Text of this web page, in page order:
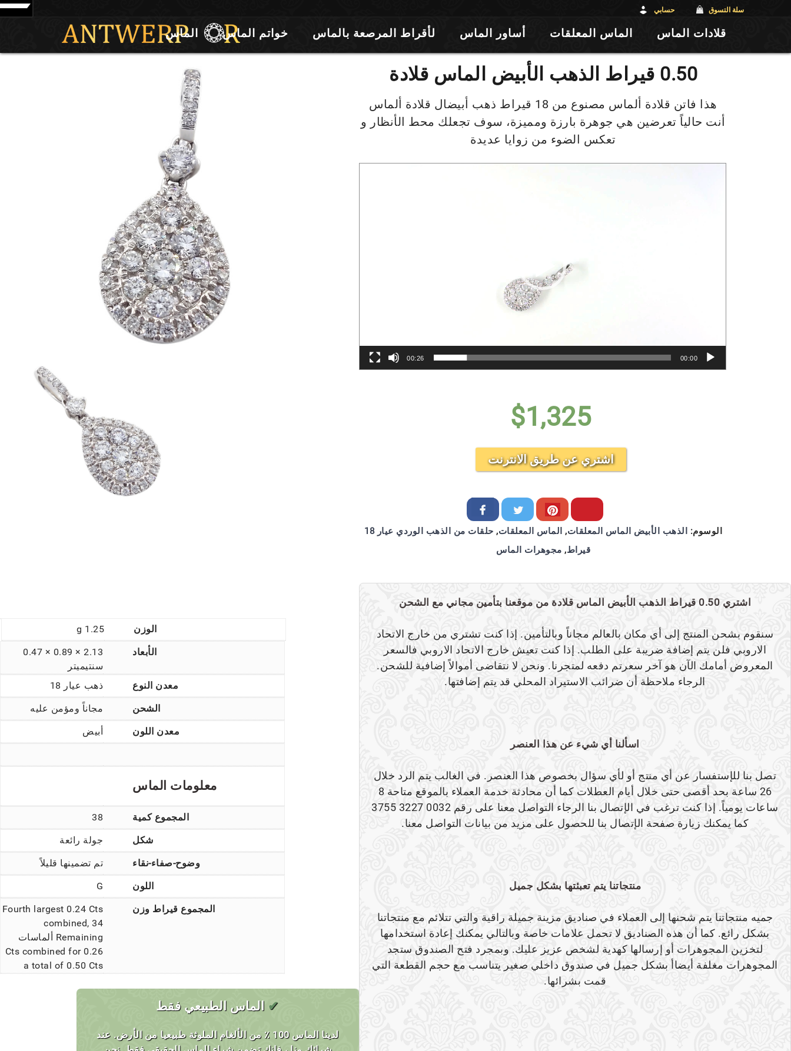
حسابي سلة التسوق
الماس خواتم الماس لأقراط المرصعة بالماس أساور الماس الماس المعلقات قلادات الماس
0.50 قيراط الذهب الأبيض الماس قلادة
هذا فاتن قلادة ألماس مصنوع من 18 قيراط ذهب أبيضال قلادة ألماس
أنت حالياً تعرضين هي جوهرة بارزة ومميزة، سوف تجعلك محط الأنظار و
تعكس الضوء من زوايا عديدة
00:00
00:26
$1,325
اشتري عن طريق الانترنت
الوسوم: الذهب الأبيض الماس المعلقات, الماس المعلقات,
حلقات من الذهب الوردي عيار 18
قيراط, مجوهرات الماس
معلومات إضافية
الوزن 1.25 g
الأبعاد
2.13 × 0.89 × 0.47
سنتيميتر
معدن النوع
ذهب عيار 18
الشحن مجاناً ومؤمن عليه
معدن اللون أبيض
معلومات الماس
المجموع كمية 38
شكل جولة رائعة
وضوح-صفاء-نقاء تم تضمينها قليلاً
اللون G
المجموع قيراط وزن
Fourth largest 0.24 Cts
combined, 34
Remaining ألماسات
0.26 Cts combined for
a total of 0.50 Cts
✔ الماس الطبيعي فقط
لدينا الماس 100 ٪ من الألغام الملوثة طبيعيا من الأرض. عند
اشتري 0.50 قيراط الذهب الأبيض الماس قلادة من موقعنا بتأمين مجاني مع الشحن
سنقوم بشحن المنتج إلى أي مكان بالعالم مجاناً وبالتأمين. إذا كنت تشتري من خارج الاتحاد
الاروبي فلن يتم إضافة ضريبة على الطلب. إذا كنت تعيش خارج الاتحاد الاروبي فالسعر
المعروض أمامك الآن هو آخر سعرتم دفعه لمتجرنا. ونحن لا نتقاضى أموالاً إضافية للشحن.
الرجاء ملاحظة أن ضرائب الاستيراد المحلي قد يتم إضافتها.
اسألنا أي شيء عن هذا العنصر
تصل بنا للإستفسار عن أي منتج أو لأي سؤال بخصوص هذا العنصر. في الغالب يتم الرد خلال
26 ساعة بحد أقصى حتى خلال أيام العطلات كما أن محادثة خدمة العملاء بالموقع متاحة 8
ساعات يومياً. إذا كنت ترغب في الإتصال بنا الرجاء التواصل معنا على رقم 0032 3227 3755
كما يمكنك زيارة صفحة الإتصال بنا للحصول على مزيد من بيانات التواصل معنا.
منتجاتنا يتم تعبئتها بشكل جميل
جميه منتجاتنا يتم شحنها إلى العملاء في صناديق مزينة جميلة راقية والتي تتلائم مع منتجاتنا
بشكل رائع. كما أن هذه الصناديق لا تحمل علامات خاصة وبالتالي يمكنك إعادة استخدامها
لتخزين المجوهرات أو إرسالها كهدية لشخص عزيز عليك. وبمجرد فتح الصندوق ستجد
المجوهرات مغلفة أيضاأ بشكل جميل في صندوق داخلي صغير يتناسب مع حجم القطعة التي
قمت بشرائها.